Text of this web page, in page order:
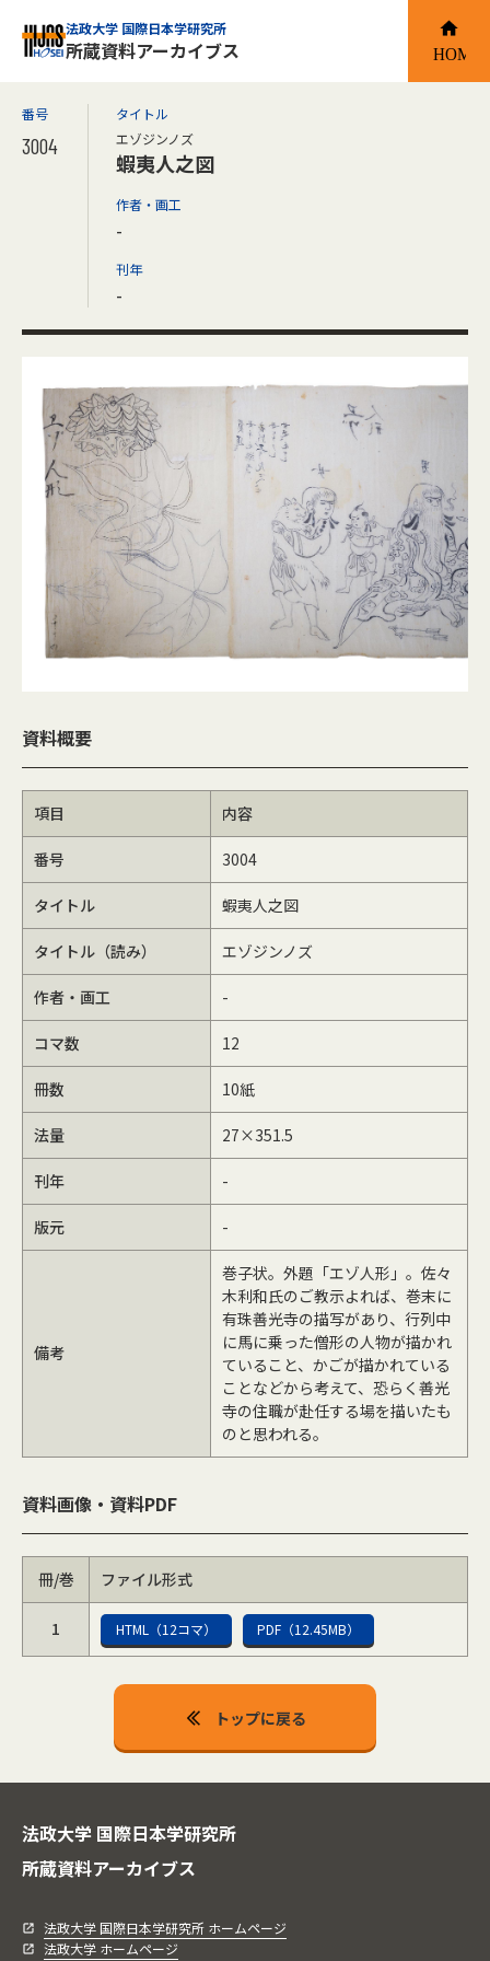
法政大学 国際日本学研究所
所蔵資料アーカイブス
番号
3004
タイトル
エゾジンノズ
蝦夷人之図
作者・画工
-
刊年
-
資料概要
項目 内容
番号 3004
タイトル 蝦夷人之図
タイトル（読み） エゾジンノズ
作者・画工 -
コマ数 12
冊数 10紙
法量 27×351.5
刊年 -
版元 -
備考
巻子状。外題「エゾ人形」。佐々
木利和氏のご教示よれば、巻末に
有珠善光寺の描写があり、行列中
に馬に乗った僧形の人物が描かれ
ていること、かごが描かれている
ことなどから考えて、恐らく善光
寺の住職が赴任する場を描いたも
のと思われる。
資料画像・資料PDF
冊/巻 ファイル形式
1 HTML（12コマ） PDF（12.45MB）
トップに戻る
法政大学 国際日本学研究所
所蔵資料アーカイブス
法政大学 国際日本学研究所 ホームページ
法政大学 ホームページ